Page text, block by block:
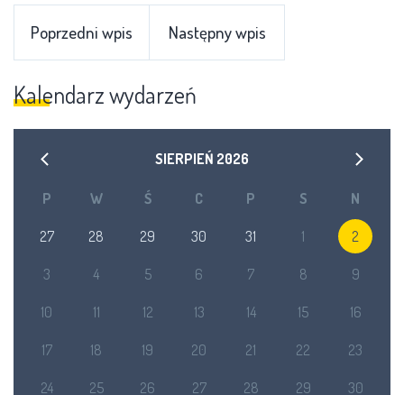
Poprzedni wpis Następny wpis
Kalendarz wydarzeń
SIERPIEŃ 2026
P W Ś C P S N
27 28 29 30 31 1 2
3 4 5 6 7 8 9
10 11 12 13 14 15 16
17 18 19 20 21 22 23
24 25 26 27 28 29 30